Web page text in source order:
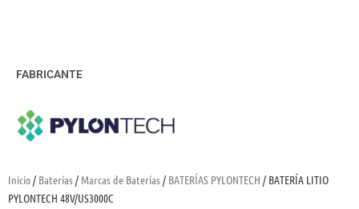
Inicio/ Baterías/ Marcas de Baterías/ BATERÍAS PYLONTECH / BATERÍA LITIO
PYLONTECH 48V/US3000C
FABRICANTE